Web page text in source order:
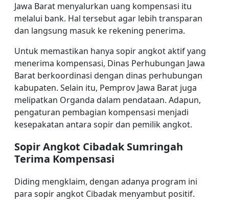
Jawa Barat menyalurkan uang kompensasi itu
melalui bank. Hal tersebut agar lebih transparan
dan langsung masuk ke rekening penerima.
Untuk memastikan hanya sopir angkot aktif yang
menerima kompensasi, Dinas Perhubungan Jawa
Barat berkoordinasi dengan dinas perhubungan
kabupaten. Selain itu, Pemprov Jawa Barat juga
melipatkan Organda dalam pendataan. Adapun,
pengaturan pembagian kompensasi menjadi
kesepakatan antara sopir dan pemilik angkot.
Sopir Angkot Cibadak Sumringah
Terima Kompensasi
Diding mengklaim, dengan adanya program ini
para sopir angkot Cibadak menyambut positif.